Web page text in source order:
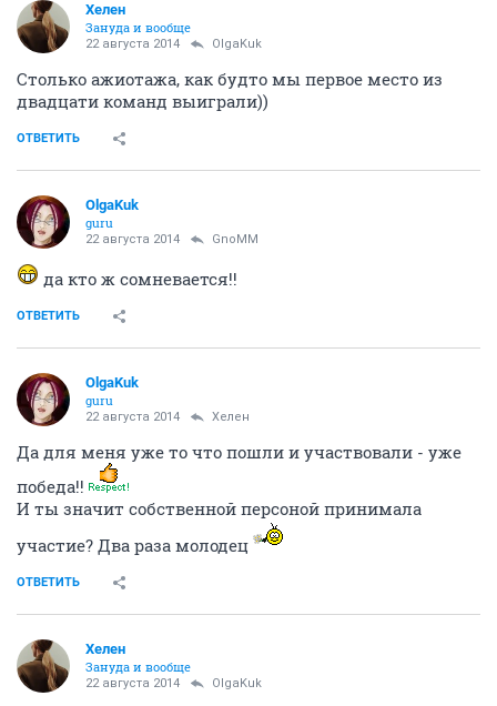
Хелен
Зануда и вообще
22 августа 2014 OlgaKuk
Столько ажиотажа, как будто мы первое место из
двадцати команд выиграли))
ОТВЕТИТЬ
OlgaKuk
guru
22 августа 2014 GnoMM
да кто ж сомневается!!
ОТВЕТИТЬ
OlgaKuk
guru
22 августа 2014 Хелен
Да для меня уже то что пошли и участвовали - уже
победа!!
И ты значит собственной персоной принимала
участие? Два раза молодец
ОТВЕТИТЬ
Хелен
Зануда и вообще
22 августа 2014 OlgaKuk